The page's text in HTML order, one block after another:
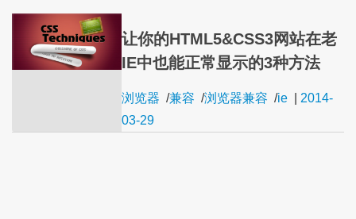
让你的HTML5&CSS3网站在老
IE中也能正常显示的3种方法
浏览器 /兼容 /浏览器兼容 /ie
2014-
03-29